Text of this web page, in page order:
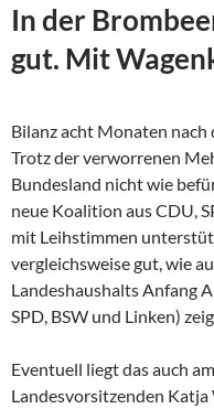
In der
gut. Mit
Bilanz acht Monaten
Trotz der verworrenen
Bundesland nicht wie
neue Koalition aus CDU,
mit Leihstimmen
vergleichsweise gut, wie
Landeshaushalts Anfang
SPD, BSW und Linken)
Eventuell liegt das auch
Landesvorsitzenden